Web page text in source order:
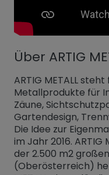
Über ARTIG
ARTIG METALL
Metallprodukte für
Zäune,
Gartendesign,
Die Idee zur
im Jahr 2016. ARTIG
der 2.500 m2
(Oberösterreich)